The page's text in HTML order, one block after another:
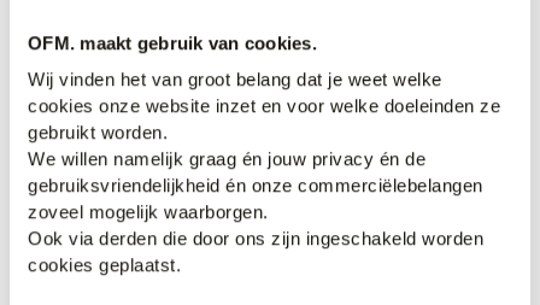
OFM. maakt gebruik van cookies.
Wij vinden het van groot belang dat je weet welke
cookies onze website inzet en voor welke doeleinden ze
gebruikt worden.
We willen namelijk graag én jouw privacy én de
gebruiksvriendelijkheid én onze commerciëlebelangen
zoveel mogelijk waarborgen.
Ook via derden die door ons zijn ingeschakeld worden
cookies geplaatst.
Vanguard V7 Rider Jeans
129,99
20% korting
Vanguard Polo Korte mouw
89,99
71,95